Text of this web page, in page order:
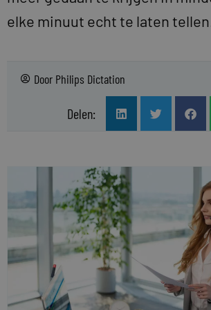
elke minuut echt te laten tellen.
Door Philips Dictation
Delen: